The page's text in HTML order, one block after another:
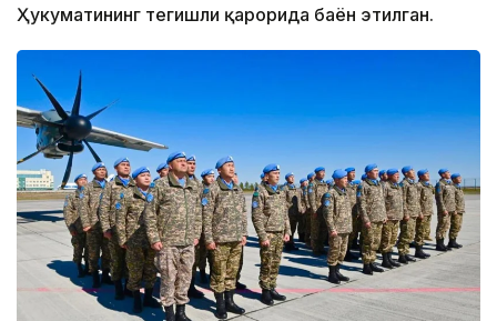
Ҳукуматининг тегишли қарорида баён этилган.